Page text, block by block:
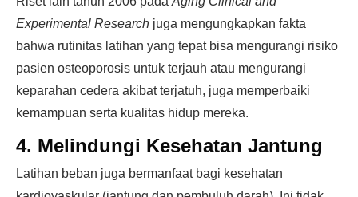
Experimental Research juga mengungkapkan fakta
bahwa rutinitas latihan yang tepat bisa mengurangi risiko
pasien osteoporosis untuk terjauh atau mengurangi
keparahan cedera akibat terjatuh, juga memperbaiki
kemampuan serta kualitas hidup mereka.
4. Melindungi Kesehatan Jantung
Latihan beban juga bermanfaat bagi kesehatan